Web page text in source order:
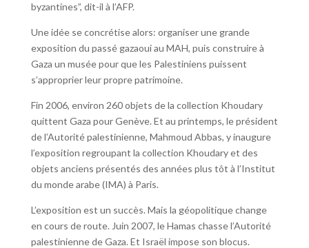
byzantines”, dit-il à l’AFP.
Une idée se concrétise alors: organiser une grande
exposition du passé gazaoui au MAH, puis construire à
Gaza un musée pour que les Palestiniens puissent
s’approprier leur propre patrimoine.
Fin 2006, environ 260 objets de la collection Khoudary
quittent Gaza pour Genève. Et au printemps, le président
de l’Autorité palestinienne, Mahmoud Abbas, y inaugure
l’exposition regroupant la collection Khoudary et des
objets anciens présentés des années plus tôt à l’Institut
du monde arabe (IMA) à Paris.
L’exposition est un succès. Mais la géopolitique change
en cours de route. Juin 2007, le Hamas chasse l’Autorité
palestinienne de Gaza. Et Israël impose son blocus.